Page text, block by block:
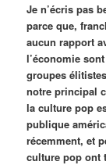
Je n’écris pas
parce que,
aucun rapport
l’économie
groupes
notre principal
la culture pop
publique
récemment, et
culture pop ont